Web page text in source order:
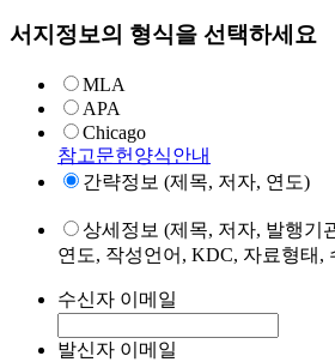
서지정보의 형식을 선택하세요
MLA
APA
Chicago
참고문헌양식안내
간략정보 (제목, 저자, 연도)
상세정보 (제목, 저자, 발행기
연도, 작성언어, KDC, 자료형태,
수신자 이메일
발신자 이메일